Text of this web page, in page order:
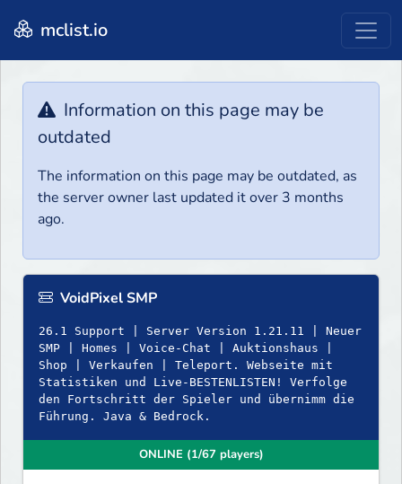
mclist.io
Information on this page may be
outdated
The information on this page may be outdated, as
the server owner last updated it over 3 months
ago.
VoidPixel SMP
26.1 Support | Server Version 1.21.11 | Neuer
SMP | Homes | Voice-Chat | Auktionshaus |
Shop | Verkaufen | Teleport. Webseite mit
Statistiken und Live-BESTENLISTEN! Verfolge
den Fortschritt der Spieler und übernimm die
Führung. Java & Bedrock.
ONLINE (1/67 players)